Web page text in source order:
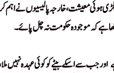
ہوئی معیشت، خارجہ پالیسیوں نے اہم
ہے کہ موجودہ حکومت نہ چل پائے۔!
! اور جب سے اسکے بیٹے کو کوئی عہدہ نہیں